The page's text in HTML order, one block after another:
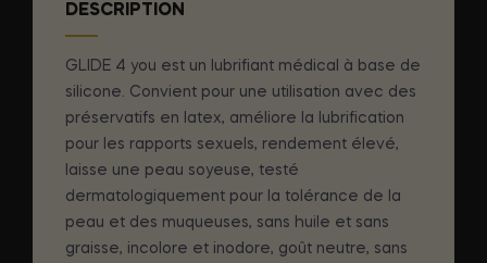
DESCRIPTION
GLIDE 4 you est un lubrifiant médical à base de
silicone. Convient pour une utilisation avec des
préservatifs en latex, améliore la lubrification
pour les rapports sexuels, rendement élevé,
laisse une peau soyeuse, testé
dermatologiquement pour la tolérance de la
peau et des muqueuses, sans huile et sans
graisse, incolore et inodore, goût neutre, sans